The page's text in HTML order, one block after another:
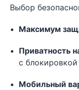
Выбор
Максимум
Приватность
с
Мобильный